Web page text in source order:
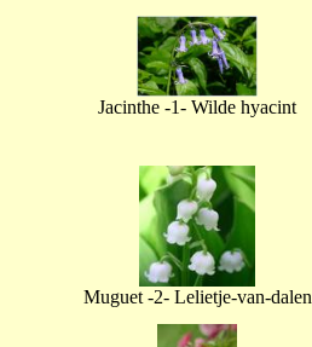
Jacinthe -1- Wilde hyacint
Muguet -2- Lelietje-van-dalen